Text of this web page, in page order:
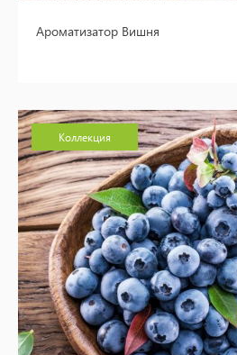
Ароматизатор Вишня
Коллекция